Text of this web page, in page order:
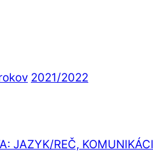
2021/2022
JAZYK/REČ,